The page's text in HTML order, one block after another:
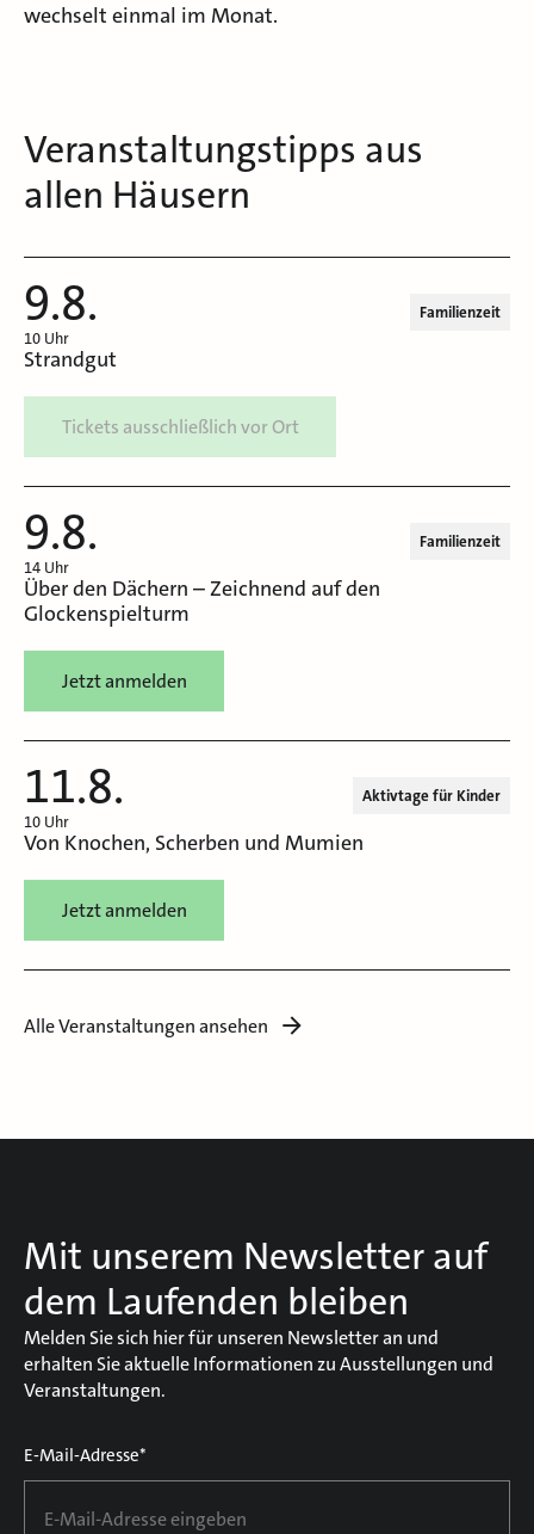
wechselt einmal im Monat.
Veranstaltungstipps aus
allen Häusern
9.8.
10 Uhr
Familienzeit
Strandgut
Tickets ausschließlich vor Ort
9.8.
14 Uhr
Familienzeit
Über den Dächern – Zeichnend auf den
Glockenspielturm
Jetzt anmelden
11.8.
10 Uhr
Aktivtage für Kinder
Von Knochen, Scherben und Mumien
Jetzt anmelden
Alle Veranstaltungen ansehen
Mit unserem Newsletter auf
dem Laufenden bleiben
Melden Sie sich hier für unseren Newsletter an und
erhalten Sie aktuelle Informationen zu Ausstellungen und
Veranstaltungen.
E-Mail-Adresse*